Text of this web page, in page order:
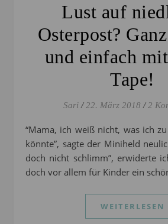
Lust auf
Osterpost?
und einfach
Tape!
Sari / 22. März 2018 / 2
“Mama, ich weiß nicht, was ich zu Ostern schenken
könnte”, sagte der Miniheld
doch nicht schlimm”, erwiderte
doch vor allem für Kinder ein
WEITERLESEN